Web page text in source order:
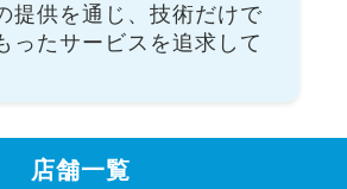
提供を通じ、技術だけで
ったサービスを追求して
店舗一覧